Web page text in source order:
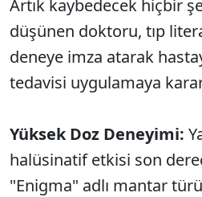
Artık kaybedecek hiçbir
düşünen doktoru, tıp
deneye imza atarak
tedavisi uygulamaya
Yüksek Doz Deneyimi:
halüsinatif etkisi son
"Enigma" adlı mantar